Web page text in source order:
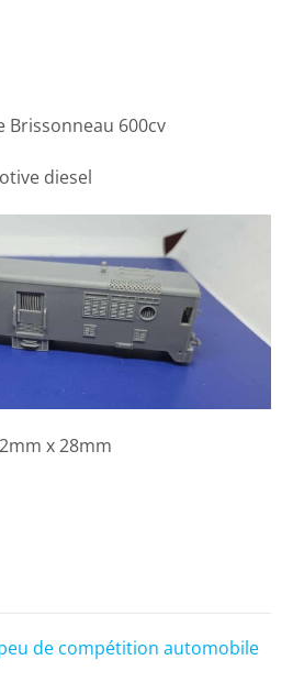
de compétition automobile
Brissonneau 600cv
diesel
x 28mm